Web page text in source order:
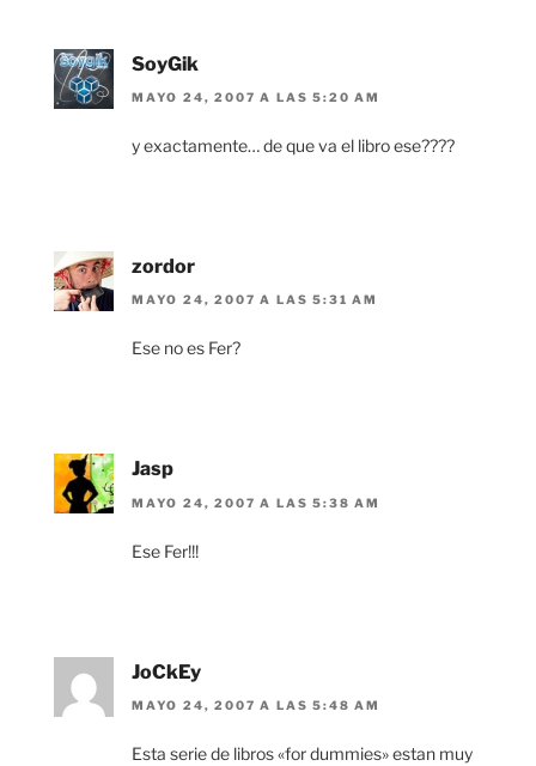
SoyGik
MAYO 24, 2007 A LAS 5:20 AM
y exactamente… de que va el libro ese????
zordor
MAYO 24, 2007 A LAS 5:31 AM
Ese no es Fer?
Jasp
MAYO 24, 2007 A LAS 5:38 AM
Ese Fer!!!
JoCkEy
MAYO 24, 2007 A LAS 5:48 AM
Esta serie de libros «for dummies» estan muy